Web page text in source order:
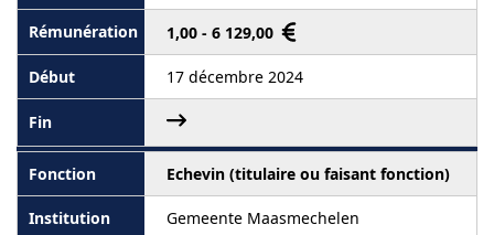
1,00 - 6 129,00
17 décembre 2024
Echevin (titulaire ou faisant fonction)
Gemeente Maasmechelen